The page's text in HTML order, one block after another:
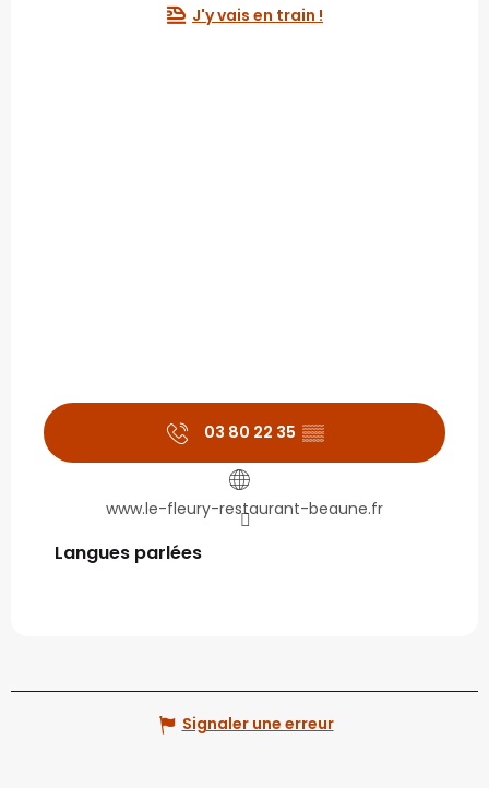
J'y vais en train !
03 80 22 35 ▒▒
www.le-fleury-restaurant-beaune.fr
Langues parlées
Langues parlées
Signaler une erreur